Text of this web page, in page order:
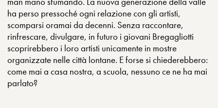
ha perso pressoché ogni relazione con gli artisti,
scomparsi oramai da decenni. Senza raccontare,
rinfrescare, divulgare, in futuro i giovani Bregagliotti
scoprirebbero i loro artisti unicamente in mostre
organizzate nelle città lontane. E forse si chiederebbero:
come mai a casa nostra, a scuola, nessuno ce ne ha mai
parlato?